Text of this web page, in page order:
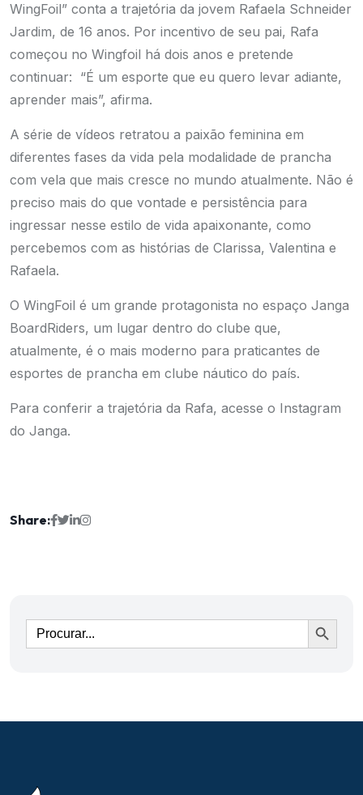
WingFoil” conta a trajetória da jovem Rafaela Schneider
Jardim, de 16 anos. Por incentivo de seu pai, Rafa
começou no Wingfoil há dois anos e pretende
continuar: “É um esporte que eu quero levar adiante,
aprender mais”, afirma.
A série de vídeos retratou a paixão feminina em
diferentes fases da vida pela modalidade de prancha
com vela que mais cresce no mundo atualmente. Não é
preciso mais do que vontade e persistência para
ingressar nesse estilo de vida apaixonante, como
percebemos com as histórias de Clarissa, Valentina e
Rafaela.
O WingFoil é um grande protagonista no espaço Janga
BoardRiders, um lugar dentro do clube que,
atualmente, é o mais moderno para praticantes de
esportes de prancha em clube náutico do país.
Para conferir a trajetória da Rafa, acesse o Instagram
do Janga.
Share:
Ir